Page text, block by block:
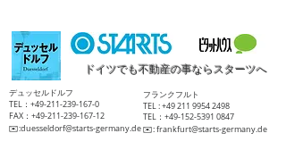
ドイツでも不動産の事ならスターツへ
​デュッセルドルフ
TEL：+49-211-239-167-0
FAX：+49-211-239-167-12
​✉️:duesseldorf@starts-germany.de
​フランクフルト
TEL :+49 211 9954 2498
TEL：+49-152-5391 0847
​✉️:frankfurt@starts-germany.de